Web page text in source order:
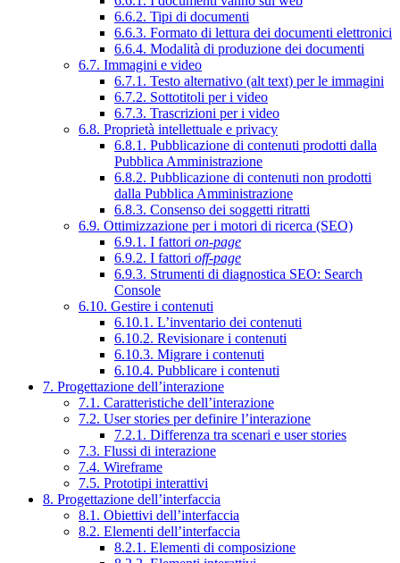
6.6.2. Tipi di documenti
6.6.3. Formato di lettura dei documenti elettronici
6.6.4. Modalità di produzione dei documenti
6.7. Immagini e video
6.7.1. Testo alternativo (alt text) per le immagini
6.7.2. Sottotitoli per i video
6.7.3. Trascrizioni per i video
6.8. Proprietà intellettuale e privacy
6.8.1. Pubblicazione di contenuti prodotti dalla
Pubblica Amministrazione
6.8.2. Pubblicazione di contenuti non prodotti
dalla Pubblica Amministrazione
6.8.3. Consenso dei soggetti ritratti
6.9. Ottimizzazione per i motori di ricerca (SEO)
6.9.1. I fattori on-page
6.9.2. I fattori off-page
6.9.3. Strumenti di diagnostica SEO: Search
Console
6.10. Gestire i contenuti
6.10.1. L’inventario dei contenuti
6.10.2. Revisionare i contenuti
6.10.3. Migrare i contenuti
6.10.4. Pubblicare i contenuti
7. Progettazione dell’interazione
7.1. Caratteristiche dell’interazione
7.2. User stories per definire l’interazione
7.2.1. Differenza tra scenari e user stories
7.3. Flussi di interazione
7.4. Wireframe
7.5. Prototipi interattivi
8. Progettazione dell’interfaccia
8.1. Obiettivi dell’interfaccia
8.2. Elementi dell’interfaccia
8.2.1. Elementi di composizione